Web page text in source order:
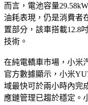
里，但純電續航僅100
而言，電池容量
油耗表現，仍是消費者
置部分，該車搭載12.8
在純電轎車市場，小米
官方數據顯示，小米
域最快可於兩小時內完